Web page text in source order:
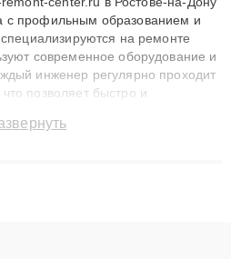
с профильным образованием и
на ремонте
современное оборудование и
инженер регулярно проходит
позволяет быстро и
лет. Наши мастера решают